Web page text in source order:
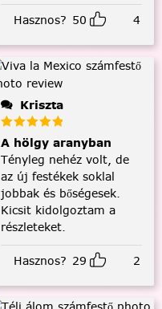
Hasznos? 50 4
Kriszta
A hölgy aranyban
Tényleg nehéz volt, de
az új festékek soklal
jobbak és bőségesek.
Kicsit kidolgoztam a
részleteket.
Hasznos? 29 2